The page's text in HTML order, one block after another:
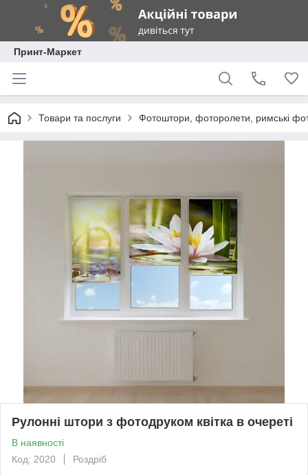
Принт-Маркет
Товари та послуги Фотоштори, фоторолети, римські
Рулонні штори з фотодруком квітка в очереті
В наявності
Код: 2020
Роздріб